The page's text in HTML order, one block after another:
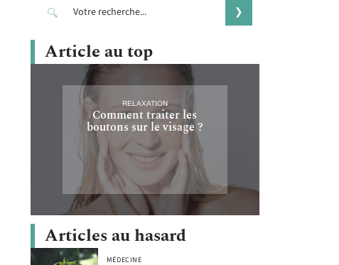
Article au top
RELAXATION
Comment traiter les
boutons sur le visage ?
Articles au hasard
MÉDECINE